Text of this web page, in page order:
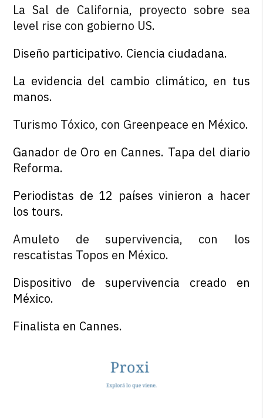
La Sal de California, proyecto sobre sea
level rise con gobierno US.
Diseño participativo. Ciencia ciudadana.
La evidencia del cambio climático, en tus
manos.
Turismo Tóxico, con Greenpeace en México.
Ganador de Oro en Cannes. Tapa del diario
Reforma.
Periodistas de 12 países vinieron a hacer
los tours.
Amuleto de supervivencia, con los
rescatistas Topos en México.
Dispositivo de supervivencia creado en
México.
Finalista en Cannes.